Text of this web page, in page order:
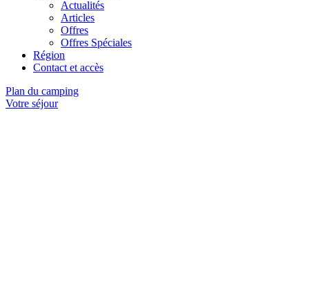
Actualités
Articles
Offres
Offres Spéciales
Région
Contact et accès
Plan du camping
Votre séjour